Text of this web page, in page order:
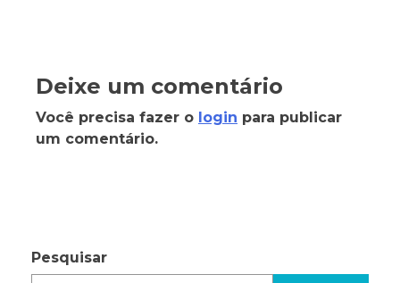
Deixe um comentário
Você precisa fazer o login para publicar
um comentário.
Pesquisar